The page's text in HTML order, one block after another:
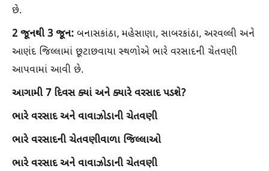
છે.
2 જૂનથી 3 જૂન: બનાસકાંઠા, મહેસાણા, સાબરકાંઠા, અરવલ્લી અને
આણંદ જિલ્લામાં છૂટાછવાયા સ્થળોએ ભારે વરસાદની ચેતવણી
આપવામાં આવી છે.
આગામી 7 દિવસ ક્યાં અને ક્યારે વરસાદ પડશે?
ભારે વરસાદ અને વાવાઝોડાની ચેતવણી
ભારે વરસાદની ચેતવણીવાળા જિલ્લાઓ
ભારે વરસાદ અને વાવાઝોડાની ચેતવણી